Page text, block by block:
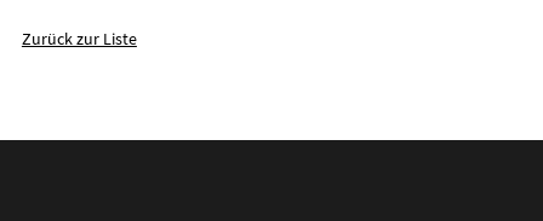
Zurück zur Liste